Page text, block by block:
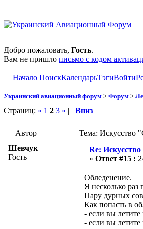
Добро пожаловать, Гость.
Вам не пришло письмо с кодом
Начало ПоискКалендарьТэгиВойти
Украинский авиационный форум > Форум >
Страниц: « 1 2 3 » | Вниз
Автор
Тема: Искусство
Шевчук
Гость
Re:
« Ответ #15 :
Обледенение.
Я несколько
Пару дурных
Как попасть в
- если вы
- если вы